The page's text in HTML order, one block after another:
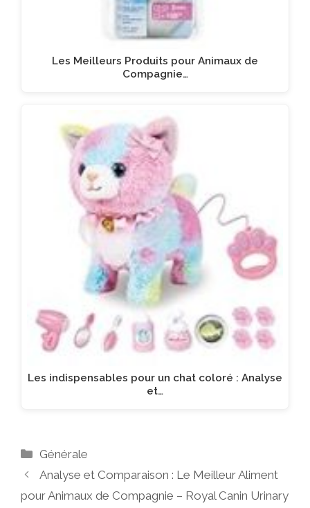
Les Meilleurs Produits pour Animaux de
Compagnie…
Les indispensables pour un chat coloré : Analyse
et…
Catégories
Générale
Analyse et Comparaison : Le Meilleur Aliment
pour Animaux de Compagnie – Royal Canin Urinary